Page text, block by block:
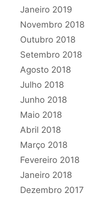
Janeiro 2019
Novembro 2018
Outubro 2018
Setembro 2018
Agosto 2018
Julho 2018
Junho 2018
Maio 2018
Abril 2018
Março 2018
Fevereiro 2018
Janeiro 2018
Dezembro 2017